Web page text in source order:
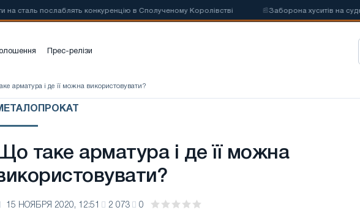
послаблять конкуренцію в Сполученому Королівстві Заборона хуситів на
Прес-релізи
арматура і де її можна використовувати?
таке арматура і де її можна
15 НОЯБРЯ 2020, 12:51 2 073 0